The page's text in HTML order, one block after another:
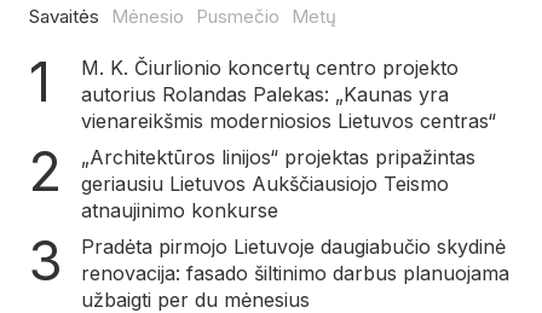
Savaitės Mėnesio Pusmečio Metų
M. K. Čiurlionio koncertų centro projekto
autorius Rolandas Palekas: „Kaunas yra
vienareikšmis moderniosios Lietuvos centras“
„Architektūros linijos“ projektas pripažintas
geriausiu Lietuvos Aukščiausiojo Teismo
atnaujinimo konkurse
Pradėta pirmojo Lietuvoje daugiabučio skydinė
renovacija: fasado šiltinimo darbus planuojama
užbaigti per du mėnesius